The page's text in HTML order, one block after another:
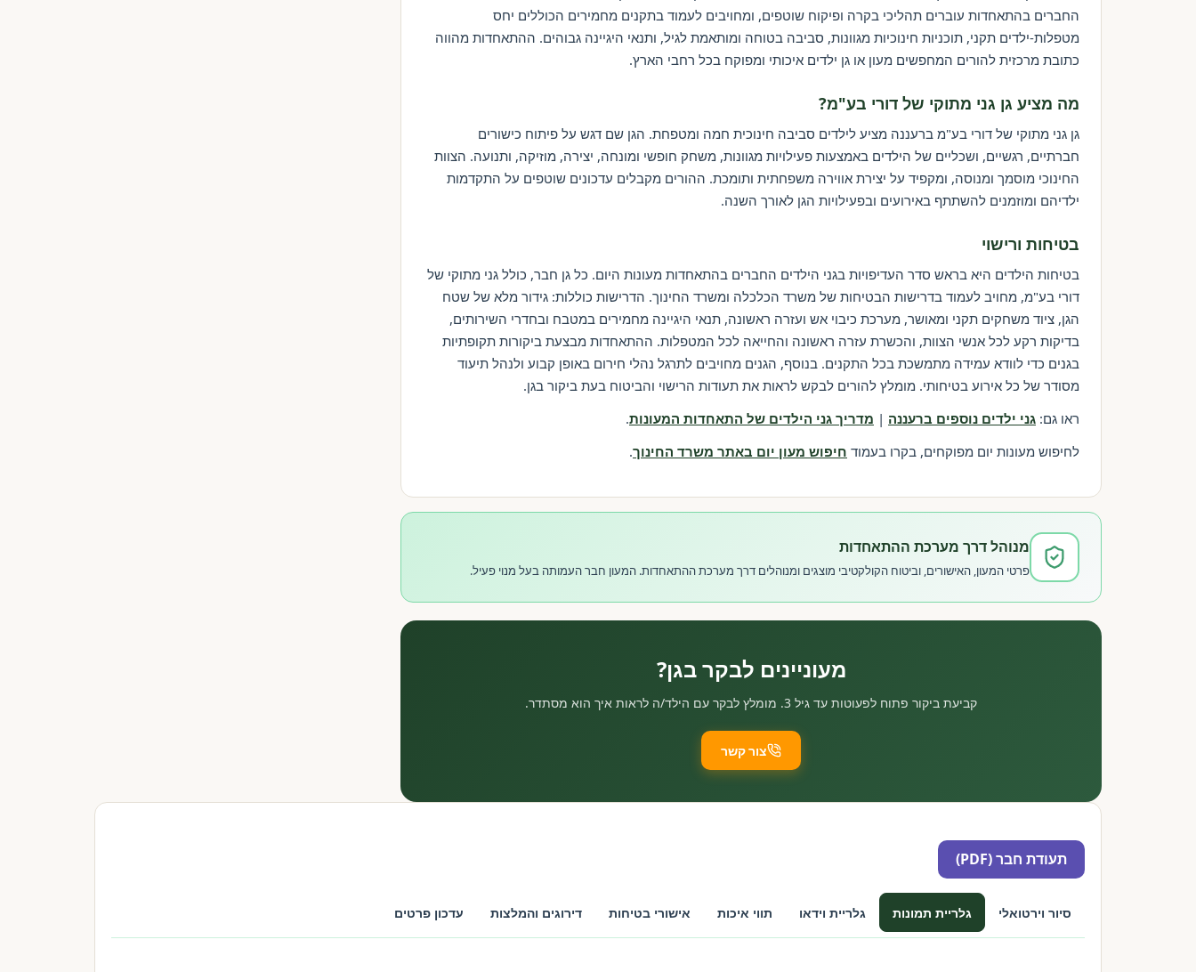
החברים בהתאחדות עוברים תהליכי בקרה ופיקוח שוטפים, ומחויבים לעמוד בתקנים מחמירים הכוללים יחס
מטפלות-ילדים תקני, תוכניות חינוכיות מגוונות, סביבה בטוחה ומותאמת לגיל, ותנאי היגיינה גבוהים. ההתאחדות מהווה
כתובת מרכזית להורים המחפשים מעון או גן ילדים איכותי ומפוקח בכל רחבי הארץ.
מה מציע גן גני מתוקי של דורי בע"מ?
גן גני מתוקי של דורי בע"מ ברעננה מציע לילדים סביבה חינוכית חמה ומטפחת. הגן שם דגש על פיתוח כישורים
חברתיים, רגשיים, ושכליים של הילדים באמצעות פעילויות מגוונות, משחק חופשי ומונחה, יצירה, מוזיקה, ותנועה. הצוות
החינוכי מוסמך ומנוסה, ומקפיד על יצירת אווירה משפחתית ותומכת. ההורים מקבלים עדכונים שוטפים על התקדמות
ילדיהם ומוזמנים להשתתף באירועים ובפעילויות הגן לאורך השנה.
בטיחות ורישוי
בטיחות הילדים היא בראש סדר העדיפויות בגני הילדים החברים בהתאחדות מעונות היום. כל גן חבר, כולל גני מתוקי של
דורי בע"מ, מחויב לעמוד בדרישות הבטיחות של משרד הכלכלה ומשרד החינוך. הדרישות כוללות: גידור מלא של שטח
הגן, ציוד משחקים תקני ומאושר, מערכת כיבוי אש ועזרה ראשונה, תנאי היגיינה מחמירים במטבח ובחדרי השירותים,
בדיקות רקע לכל אנשי הצוות, והכשרת עזרה ראשונה והחייאה לכל המטפלות. ההתאחדות מבצעת ביקורות תקופתיות
בגנים כדי לוודא עמידה מתמשכת בכל התקנים. בנוסף, הגנים מחויבים לתרגל נהלי חירום באופן קבוע ולנהל תיעוד
מסודר של כל אירוע בטיחותי. מומלץ להורים לבקש לראות את תעודות הרישוי והביטוח בעת ביקור בגן.
ראו גם: גני ילדים נוספים ברעננה | מדריך גני הילדים של התאחדות המעונות.
לחיפוש מעונות יום מפוקחים, בקרו בעמוד חיפוש מעון יום באתר משרד החינוך.
מנוהל דרך מערכת ההתאחדות
פרטי המעון, האישורים, וביטוח הקולקטיבי מוצגים ומנוהלים דרך מערכת ההתאחדות. המעון חבר העמותה בעל מנוי פעיל.
מעוניינים לבקר בגן?
קביעת ביקור פתוח לפעוטות עד גיל 3. מומלץ לבקר עם הילד/ה לראות איך הוא מסתדר.
צור קשר
תעודת חבר (PDF)
סיור וירטואלי גלריית תמונות גלריית וידאו תווי איכות אישורי בטיחות דירוגים והמלצות עדכון פרטים